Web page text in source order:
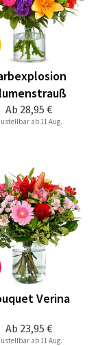
Ab 28,95 €
ab 11 Aug.
Ab 23,95 €
Verina
ab 11 Aug.